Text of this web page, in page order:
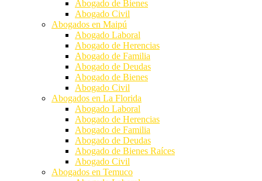
Abogado de Bienes
Abogado Civil
Abogados en Maipú
Abogado Laboral
Abogado de Herencias
Abogado de Familia
Abogado de Deudas
Abogado de Bienes
Abogado Civil
Abogados en La Florida
Abogado Laboral
Abogado de Herencias
Abogado de Familia
Abogado de Deudas
Abogado de Bienes Raíces
Abogado Civil
Abogados en Temuco